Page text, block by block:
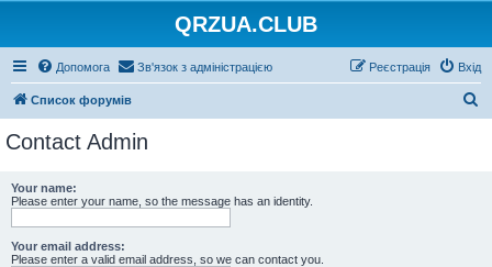
QRZUA.CLUB
Допомога Зв'язок з адміністрацією Вхід
Реєстрація
Список форумів
Contact Admin
Your name:
Please enter your name, so the message has an identity.
Your email address:
Please enter a valid email address, so we can contact you.